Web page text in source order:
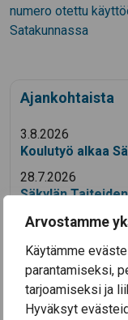
Arvostamme
Käytämme
parantamiseksi,
tarjoamiseksi ja
Hyväksyt
numero otettu
Satakunnassa
Ajankohtaista
3.8.2026
Koulutyö alkaa
28.7.2026
Säkylän
14.7.2026
Säkylässä (EU-